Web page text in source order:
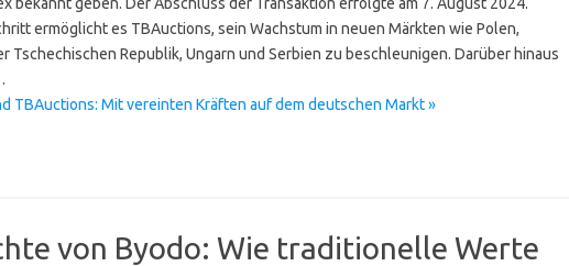
ermöglicht es TBAuctions, sein Wachstum in neuen Märkten wie Polen,
Tschechischen Republik, Ungarn und Serbien zu beschleunigen. Darüber hinaus
TBAuctions: Mit vereinten Kräften auf dem deutschen Markt »
von Byodo: Wie traditionelle Werte